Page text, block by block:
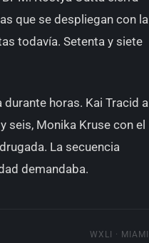
que se despliegan con la
todavía. Setenta y siete
horas. Kai Tracid a
seis, Monika Kruse con el
La secuencia
demandaba.
WXLI · MIAMI